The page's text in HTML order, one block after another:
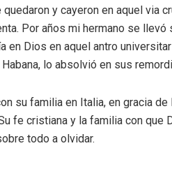
y cayeron en aquel via
Por años mi hermano se
en Dios en aquel antro
lo absolvió en sus
su familia en Italia, en gracia
fe cristiana y la familia con que
todo a olvidar.